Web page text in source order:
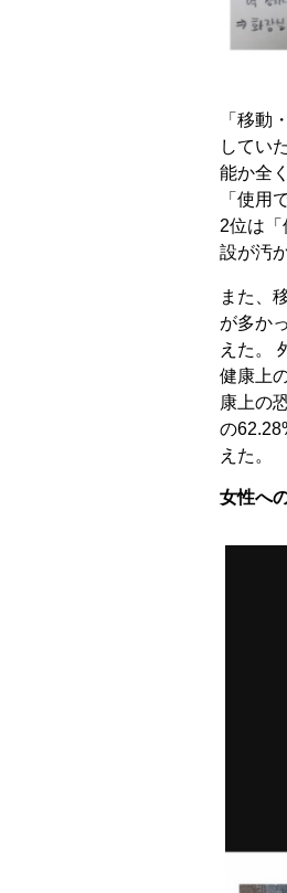
「移動
してい
能か全
「使用
2位は
設が汚
また、
が多か
えた。
健康上
康上の
の
えた。
女性へ